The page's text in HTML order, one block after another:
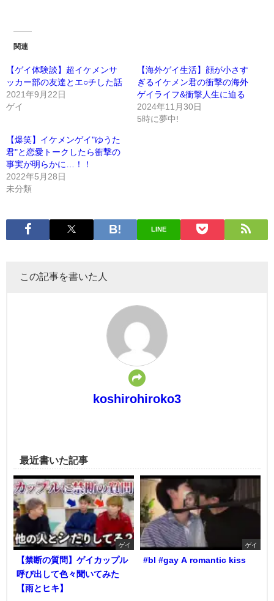
関連
【ゲイ体験談】超イケメンサ
ッカー部の友達とエ○チした話
2021年9月22日
ゲイ
【海外ゲイ生活】顔が小さす
ぎるイケメン君の衝撃の海外
ゲイライフ&衝撃人生に迫る
2024年11月30日
5時に夢中!
【爆笑】イケメンゲイ"ゆうた
君"と恋愛トークしたら衝撃の
事実が明らかに…！！
2022年5月28日
未分類
LINE
この記事を書いた人
koshirohiroko3
最近書いた記事
ゲイ
【禁断の質問】ゲイカップル
呼び出して色々聞いてみた
【雨とヒキ】
ゲイ
#bl #gay A romantic kiss